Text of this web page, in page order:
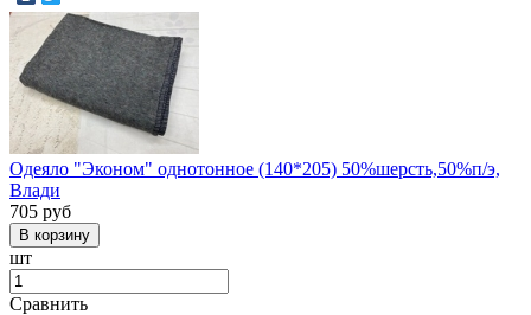
Одеяло "Эконом" однотонное (140*205) 50%шерсть,50%п/э,
Влади
705 руб
шт
Сравнить